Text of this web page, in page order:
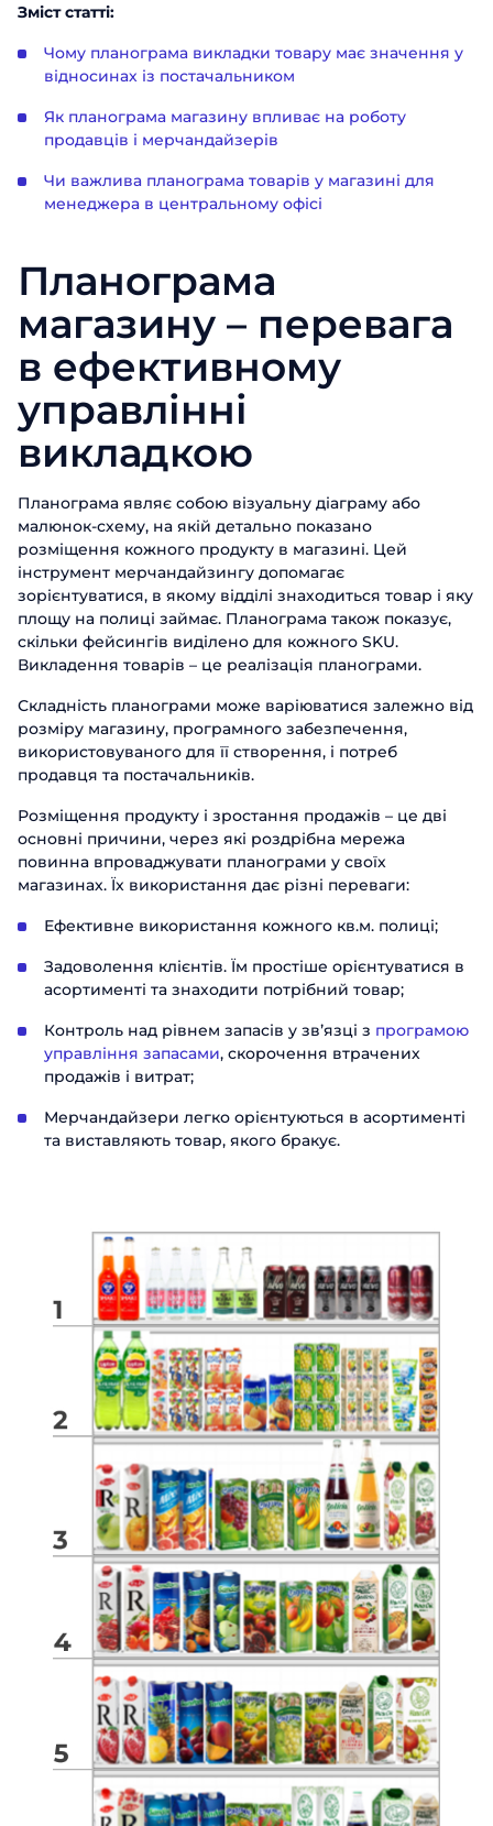
Зміст статті:
Чому планограма викладки товару має значення у
відносинах із постачальником
Як планограма магазину впливає на роботу
продавців і мерчандайзерів
Чи важлива планограма товарів у магазині для
менеджера в центральному офісі
Планограма
магазину – перевага
в ефективному
управлінні
викладкою
Планограма являє собою візуальну діаграму або
малюнок-схему, на якій детально показано
розміщення кожного продукту в магазині. Цей
інструмент мерчандайзингу допомагає
зорієнтуватися, в якому відділі знаходиться товар і яку
площу на полиці займає. Планограма також показує,
скільки фейсингів виділено для кожного SKU.
Викладення товарів – це реалізація планограми.
Складність планограми може варіюватися залежно від
розміру магазину, програмного забезпечення,
використовуваного для її створення, і потреб
продавця та постачальників.
Розміщення продукту і зростання продажів – це дві
основні причини, через які роздрібна мережа
повинна впроваджувати планограми у своїх
магазинах. Їх використання дає різні переваги:
Ефективне використання кожного кв.м. полиці;
Задоволення клієнтів. Їм простіше орієнтуватися в
асортименті та знаходити потрібний товар;
Контроль над рівнем запасів у звʼязці з програмою
управління запасами, скорочення втрачених
продажів і витрат;
Мерчандайзери легко орієнтуються в асортименті
та виставляють товар, якого бракує.